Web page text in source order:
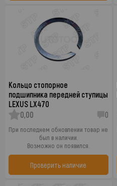
Кольцо стопорное
подшипника передней ступицы
LEXUS LX470
0,00
0
При последнем обновлении товар не
был в наличии.
Возможно он появился.
Проверить наличие